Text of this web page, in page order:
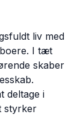
liv med
I tæt
skaber
deltage i
styrker